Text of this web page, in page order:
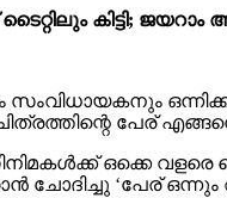
കിട്ടി;
പേര്
ഒക്കെ
‘പേര് ഒന്നും